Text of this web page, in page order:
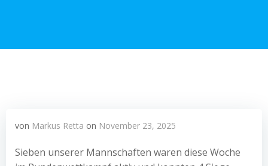
von Markus Retta on November 23, 2025
Sieben unserer Mannschaften waren diese Woche